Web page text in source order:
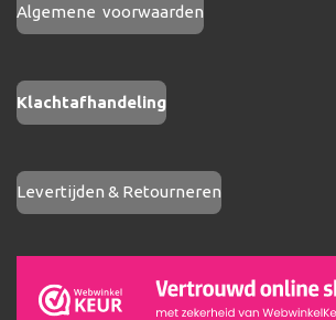
Algemene voorwaarden
Klachtafhandeling
Levertijden & Retourneren